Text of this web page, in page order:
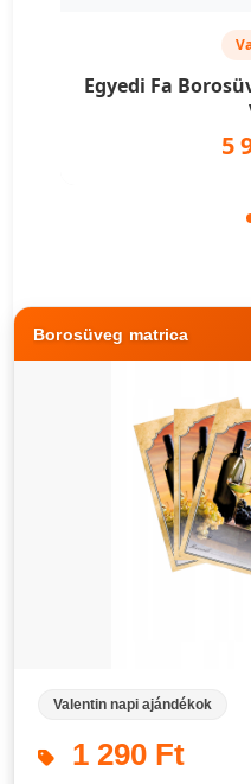
Egyedi Fa
5
Borosüveg matrica
Valentin napi ajándékok
1 290 Ft